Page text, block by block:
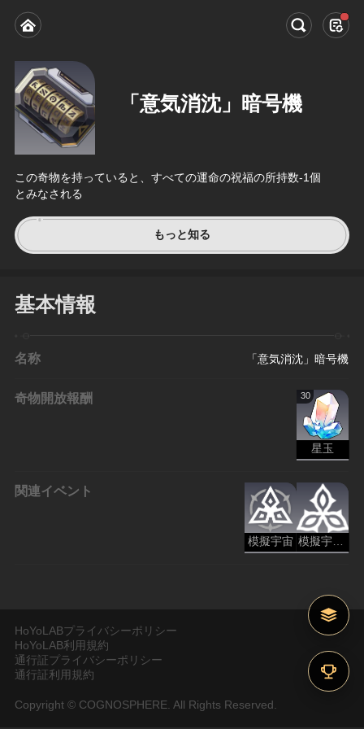
「意気消沈」暗号機
この奇物を持っていると、すべての運命の祝福の所持数-1個
とみなされる
もっと知る
基本情報
名称 「意気消沈」暗号機
奇物開放報酬 30
星玉
関連イベント
模擬宇宙 模擬宇宙：黄金と機械
HoYoLABプライバシーポリシー
HoYoLAB利用規約
通行証プライバシーポリシー
通行証利用規約
Copyright © COGNOSPHERE. All Rights Reserved.